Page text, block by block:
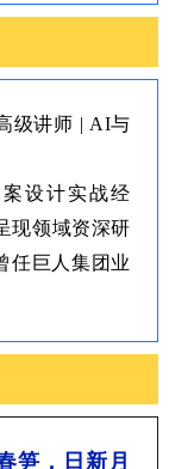
级讲师 | AI与
设计实战经
现领域资深研
任巨人集团业
笋，日新月